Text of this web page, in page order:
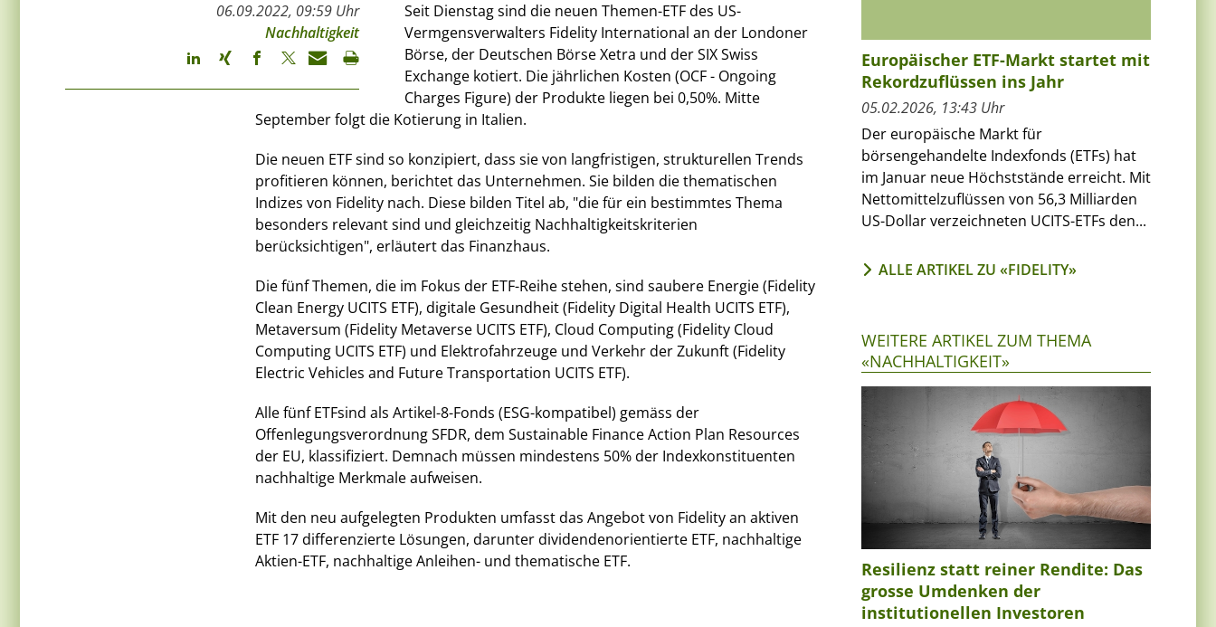
06.09.2022, 09:59 Uhr
Nachhaltigkeit
Seit Dienstag sind die neuen Themen-ETF des US-
Vermgensverwalters Fidelity International an der Londoner
Börse, der Deutschen Börse Xetra und der SIX Swiss
Exchange kotiert. Die jährlichen Kosten (OCF - Ongoing
Charges Figure) der Produkte liegen bei 0,50%. Mitte
September folgt die Kotierung in Italien.
Die neuen ETF sind so konzipiert, dass sie von langfristigen, strukturellen Trends
profitieren können, berichtet das Unternehmen. Sie bilden die thematischen
Indizes von Fidelity nach. Diese bilden Titel ab, "die für ein bestimmtes Thema
besonders relevant sind und gleichzeitig Nachhaltigkeitskriterien
berücksichtigen", erläutert das Finanzhaus.
Die fünf Themen, die im Fokus der ETF-Reihe stehen, sind saubere Energie (Fidelity
Clean Energy UCITS ETF), digitale Gesundheit (Fidelity Digital Health UCITS ETF),
Metaversum (Fidelity Metaverse UCITS ETF), Cloud Computing (Fidelity Cloud
Computing UCITS ETF) und Elektrofahrzeuge und Verkehr der Zukunft (Fidelity
Electric Vehicles and Future Transportation UCITS ETF).
Alle fünf ETFsind als Artikel-8-Fonds (ESG-kompatibel) gemäss der
Offenlegungsverordnung SFDR, dem Sustainable Finance Action Plan Resources
der EU, klassifiziert. Demnach müssen mindestens 50% der Indexkonstituenten
nachhaltige Merkmale aufweisen.
Mit den neu aufgelegten Produkten umfasst das Angebot von Fidelity an aktiven
ETF 17 differenzierte Lösungen, darunter dividendenorientierte ETF, nachhaltige
Aktien-ETF, nachhaltige Anleihen- und thematische ETF.
Europäischer ETF-Markt startet mit
Rekordzuflüssen ins Jahr
05.02.2026, 13:43 Uhr
Der europäische Markt für
börsengehandelte Indexfonds (ETFs) hat
im Januar neue Höchststände erreicht. Mit
Nettomittelzuflüssen von 56,3 Milliarden
US-Dollar verzeichneten UCITS-ETFs den...
ALLE ARTIKEL ZU «FIDELITY»
WEITERE ARTIKEL ZUM THEMA
«NACHHALTIGKEIT»
Resilienz statt reiner Rendite: Das
grosse Umdenken der
institutionellen Investoren